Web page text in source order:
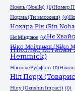
Ноель (Noelle) (0)Номер
Норма (Ти зможеш) (0)
Нохара Рін (Rin
Нє Міндзюе (0)Нє
Ніко Моіланен (Niko
Ніколас
Hemmick)
Ніколас Руффіло (0)
Ніл Перрі
Нілу (Genshin Impact) (0)